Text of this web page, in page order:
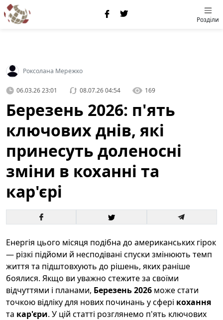
Розділи
Роксолана Мережко
06.03.26 23:01 08.07.26 04:54 169
Березень 2026: п'ять
ключових днів, які
принесуть доленосні
зміни в коханні та
кар'єрі
Енергія цього місяця подібна до американських гірок
— різкі підйоми й несподівані спуски змінюють темп
життя та підштовхують до рішень, яких раніше
боялися. Якщо ви уважно стежите за своїми
відчуттями і планами, Березень 2026 може стати
точкою відліку для нових починань у сфері кохання
та кар'єри. У цій статті розглянемо п'ять ключових